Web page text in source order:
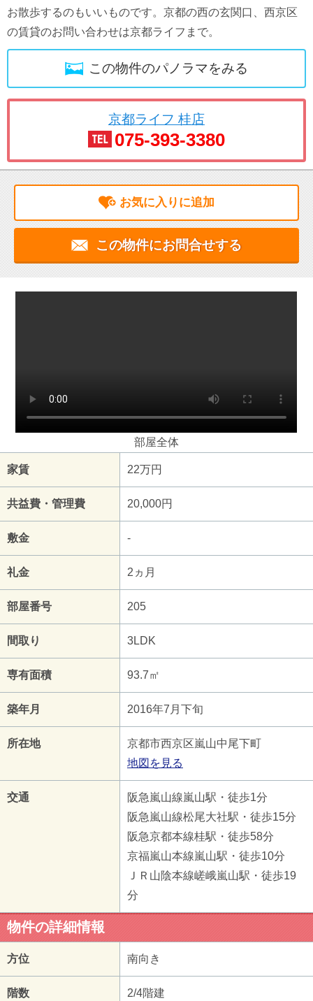
お散歩するのもいいものです。京都の西の玄関口、西京区
の賃貸のお問い合わせは京都ライフまで。
この物件のパノラマをみる
京都ライフ 桂店
075-393-3380
お気に入りに追加
この物件にお問合せする
部屋全体
家賃 22万円
共益費・管理費 20,000円
敷金 -
礼金 2ヵ月
部屋番号 205
間取り 3LDK
専有面積 93.7㎡
築年月 2016年7月下旬
所在地
京都市西京区嵐山中尾下町
地図を見る
交通
阪急嵐山線嵐山駅・徒歩1分
阪急嵐山線松尾大社駅・徒歩15分
阪急京都本線桂駅・徒歩58分
京福嵐山本線嵐山駅・徒歩10分
ＪＲ山陰本線嵯峨嵐山駅・徒歩19
分
物件の詳細情報
方位 南向き
階数 2/4階建